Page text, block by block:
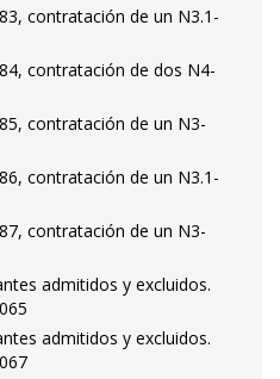
contratación de un N3.1-
contratación de dos N4-
contratación de un N3-
contratación de un N3.1-
contratación de un N3-
admitidos y excluidos.
admitidos y excluidos.